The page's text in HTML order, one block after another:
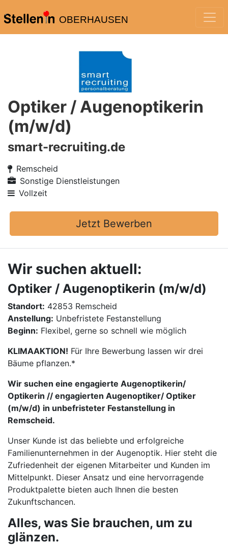
OBERHAUSEN
Optiker / Augenoptikerin
(m/w/d)
smart-recruiting.de
Remscheid
Sonstige Dienstleistungen
Vollzeit
Jetzt Bewerben
Wir suchen aktuell:
Optiker / Augenoptikerin (m/w/d)
Standort: 42853 Remscheid
Anstellung: Unbefristete Festanstellung
Beginn: Flexibel, gerne so schnell wie möglich
KLIMAAKTION! Für Ihre Bewerbung lassen wir drei
Bäume pflanzen.*
Wir suchen eine engagierte Augenoptikerin/
Optikerin // engagierten Augenoptiker/ Optiker
(m/w/d) in unbefristeter Festanstellung in
Remscheid.
Unser Kunde ist das beliebte und erfolgreiche
Familienunternehmen in der Augenoptik. Hier steht die
Zufriedenheit der eigenen Mitarbeiter und Kunden im
Mittelpunkt. Dieser Ansatz und eine hervorragende
Produktpalette bieten auch Ihnen die besten
Zukunftschancen.
Alles, was Sie brauchen, um zu
glänzen.